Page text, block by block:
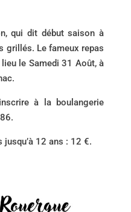
qui dit début saison à
grillés. Le fameux repas
le Samedi 31 Août, à
à la boulangerie
12 ans : 12 €.